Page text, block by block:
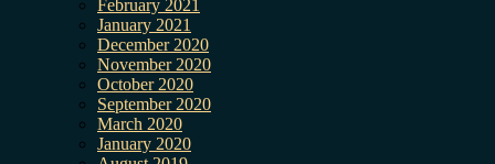
February 2021
January 2021
December 2020
November 2020
October 2020
September 2020
March 2020
January 2020